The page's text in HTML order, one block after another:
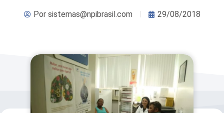
Porsistemas@npibrasil.com 29/08/2018